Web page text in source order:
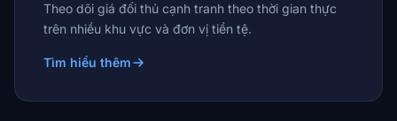
Theo dõi giá đối thủ cạnh tranh theo thời gian thực
trên nhiều khu vực và đơn vị tiền tệ.
Tìm hiểu thêm